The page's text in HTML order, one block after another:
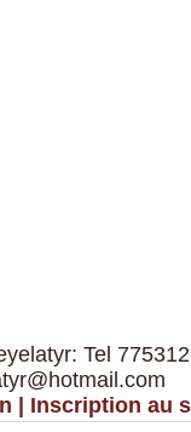
Tel
Inscription au